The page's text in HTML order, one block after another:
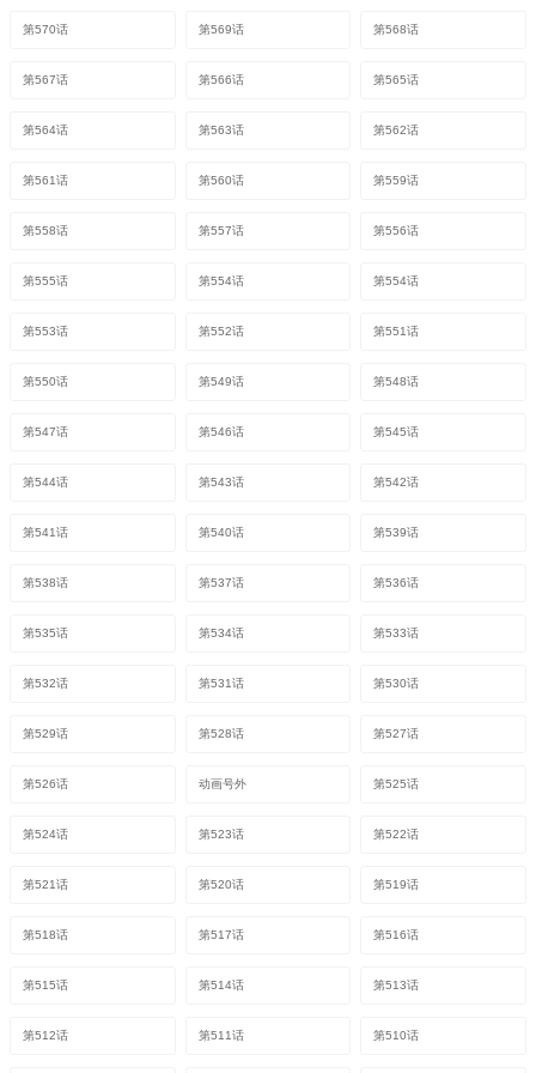
第570话 第569话 第568话
第567话 第566话 第565话
第564话 第563话 第562话
第561话 第560话 第559话
第558话 第557话 第556话
第555话 第554话 第554话
第553话 第552话 第551话
第550话 第549话 第548话
第547话 第546话 第545话
第544话 第543话 第542话
第541话 第540话 第539话
第538话 第537话 第536话
第535话 第534话 第533话
第532话 第531话 第530话
第529话 第528话 第527话
第526话 动画号外 第525话
第524话 第523话 第522话
第521话 第520话 第519话
第518话 第517话 第516话
第515话 第514话 第513话
第512话 第511话 第510话